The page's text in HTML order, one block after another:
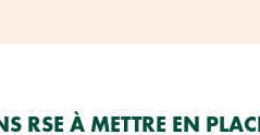
RSE À METTRE EN